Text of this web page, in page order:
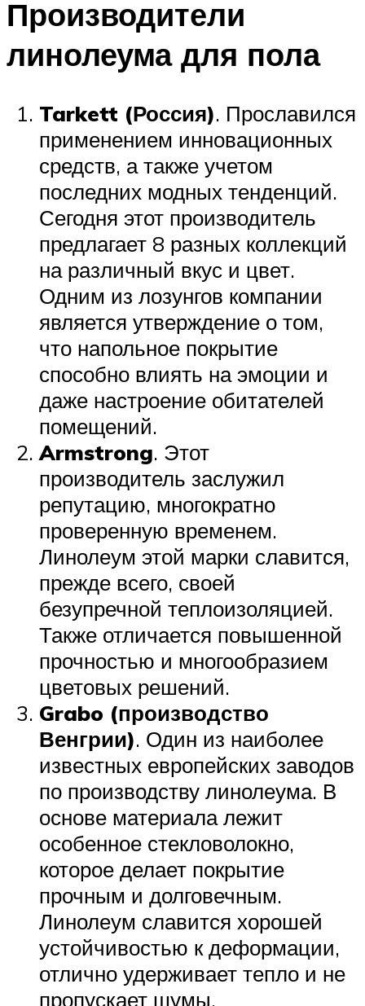
Производители
линолеума для пола
Tarkett (Россия). Прославился
применением инновационных
средств, а также учетом
последних модных тенденций.
Сегодня этот производитель
предлагает 8 разных коллекций
на различный вкус и цвет.
Одним из лозунгов компании
является утверждение о том,
что напольное покрытие
способно влиять на эмоции и
даже настроение обитателей
помещений.
Armstrong. Этот
производитель заслужил
репутацию, многократно
проверенную временем.
Линолеум этой марки славится,
прежде всего, своей
безупречной теплоизоляцией.
Также отличается повышенной
прочностью и многообразием
цветовых решений.
Grabo (производство
Венгрии). Один из наиболее
известных европейских заводов
по производству линолеума. В
основе материала лежит
особенное стекловолокно,
которое делает покрытие
прочным и долговечным.
Линолеум славится хорошей
устойчивостью к деформации,
отлично удерживает тепло и не
пропускает шумы.